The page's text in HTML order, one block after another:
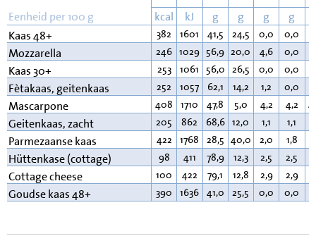
Eenheid per 100 g kcal kJ g g g g
Kaas 48+
382 1601 41,5 24,5 0,0 0,0
Mozzarella 246 1029 56,9 20,0 4,6 0,0
Kaas 30+ 253 1061 56,0 26,5 0,0 0,0
Fètakaas, geitenkaas 252 1057 62,1 14,2 1,2 0,0
Mascarpone 408 1710 47,8 5,0 4,2 4,2
Geitenkaas, zacht 205 862 68,6 12,0 1,1 1,1
Parmezaanse kaas 422 1768 28,5 40,0 2,0 1,8
Hüttenkase (cottage) 98 411 78,9 12,3 2,5 2,5
Cottage cheese 100 422 79,1 12,8 2,9 2,9
Goudse kaas 48+ 390 1636 41,0 25,5 0,0 0,0